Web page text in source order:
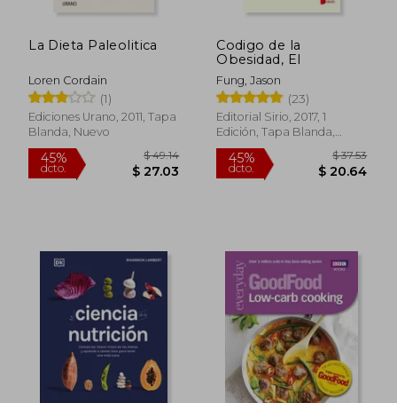
45%
dcto. $ 13.40
40%
dcto.
La Dieta Paleolitica
Loren Cordain
(1)
Ediciones Urano, 2011, Tapa
Blanda, Nuevo
Codigo de la
Obesidad, El
Fung, Jason
(23)
Editorial Sirio, 2017, 1
Edición, Tapa Blanda,
Nuevo